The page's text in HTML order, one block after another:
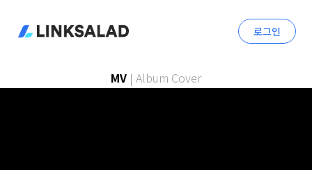
로그인
MV | Album Cover